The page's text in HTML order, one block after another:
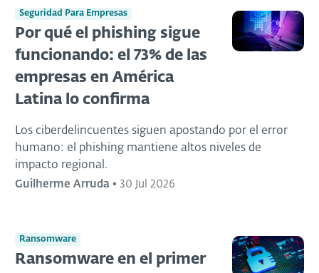
Seguridad Para Empresas
Por qué el phishing sigue
funcionando: el 73% de las
empresas en América
Latina lo confirma
Los ciberdelincuentes siguen apostando por el error
humano: el phishing mantiene altos niveles de
impacto regional.
Guilherme Arruda • 30 Jul 2026
Ransomware
Ransomware en el primer